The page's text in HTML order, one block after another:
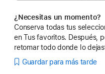
¿Necesitas un momento?
Conserva todas tus
en Tus favoritos. Después,
retomar todo donde lo
Guardar para más tarde